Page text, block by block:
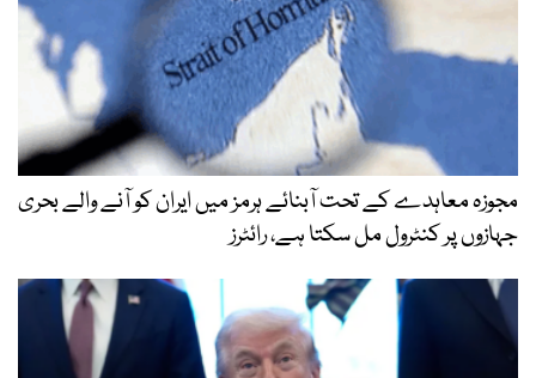
مجوزہ معاہدے کے تحت آبنائے ہرمز میں ایران کو آنے والے بحری
جہازوں پر کنٹرول مل سکتا ہے، رائٹرز